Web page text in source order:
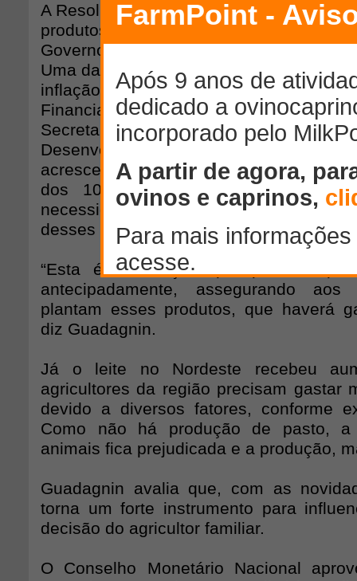
A Resolução n° 4247 traz os preços de
produtos amparados pelo Programa.
Governo Federal faz visa aumentar a
Uma das formas é o PGPAF – para ter
inflação mais baixa”, explica o diretor
Financiamento e Proteção da
Secretaria da Agricultura Familiar
Desenvolvimento Agrário, João Luiz
acrescenta: “Temos vários produtos
dos 10%. Isso devido à
necessidade que a sociedade tem
desses produtos.”
“Esta é uma ação que permite
antecipadamente, assegurando
plantam esses produtos, que haverá
diz Guadagnin.
Já o leite no Nordeste recebeu
agricultores da região precisam gastar
devido a diversos fatores, conforme
Como não há produção de pasto, a
animais fica prejudicada e a produção,
Guadagnin avalia que, com as
torna um forte instrumento para
decisão do agricultor familiar.
O Conselho Monetário Nacional